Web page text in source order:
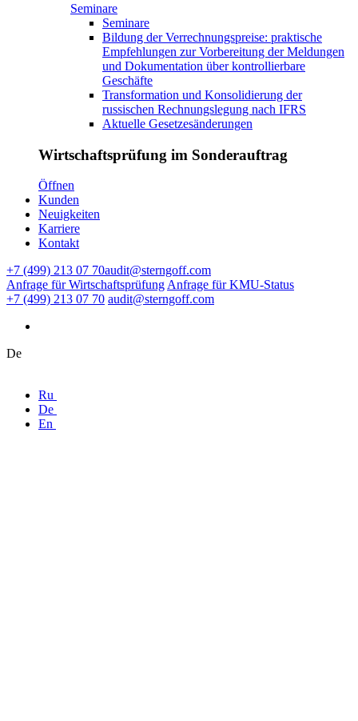
Seminare
Seminare
Bildung der Verrechnungspreise: praktische
Empfehlungen zur Vorbereitung der Meldungen
und Dokumentation über kontrollierbare
Geschäfte
Transformation und Konsolidierung der
russischen Rechnungslegung nach IFRS
Aktuelle Gesetzesänderungen
Wirtschaftsprüfung im Sonderauftrag
Ӧffnen
Kunden
Neuigkeiten
Karriere
Kontakt
+7 (499) 213 07 70audit@sterngoff.com
Anfrage für Wirtschaftsprüfung Anfrage für KMU-Status
+7 (499) 213 07 70 audit@sterngoff.com
De
Ru
De
En